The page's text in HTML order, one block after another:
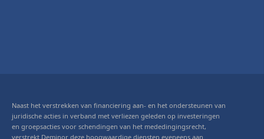
Naast het verstrekken van financiering aan- en het ondersteunen van
juridische acties in verband met verliezen geleden op investeringen
en groepsacties voor schendingen van het mededingingsrecht,
verstrekt Deminor deze hoogwaardige diensten eveneens aan